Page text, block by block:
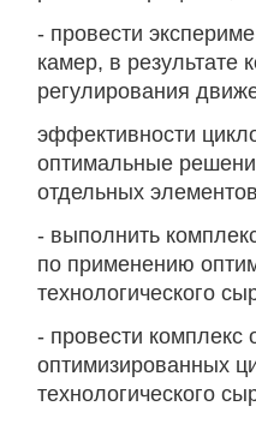
- провести
камер, в результате
регулирования
эффективности
оптимальные
отдельных
- выполнить
по применению
технологического
- провести
оптимизированных
технологического